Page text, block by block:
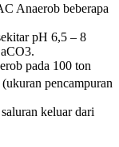
Anaerob beberapa
pH 6,5 – 8
pada 100 ton
pencampuran
keluar dari